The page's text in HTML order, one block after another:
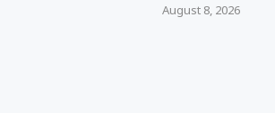
August 8, 2026